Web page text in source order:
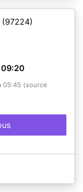
(97224)
05:45 (source